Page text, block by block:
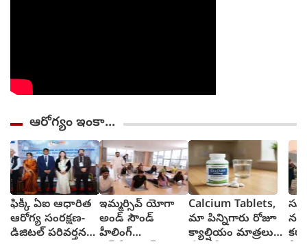
ఆరోగ్యం ఇంకా...
ఫిక్కీ ఏఐ ఆధారిత
ఆరోగ్య సంరక్షణ-
డిజిటల్ పరివర్తన
ఇమ్మర్సివ్ యోగా
అండ్ సౌండ్
హీలింగ్
Calcium Tablets,
మా పిన్నిగారు రోజూ
క్యాల్షియం మాత్రలు